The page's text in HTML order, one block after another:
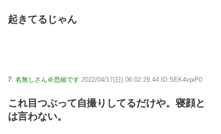
起きてるじゃん
7: 名無しさん＠恐縮です 2022/04/17(日) 06:02:29.44 ID:SEK4vpiP0
これ目つぶって自撮りしてるだけや。寝顔と
は言わない。